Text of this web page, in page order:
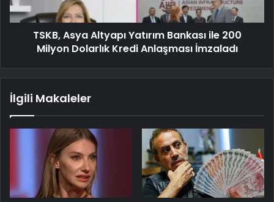
TSKB, Asya Altyapı Yatırım Bankası ile 200
Milyon Dolarlık Kredi Anlaşması İmzaladı
İlgili Makaleler